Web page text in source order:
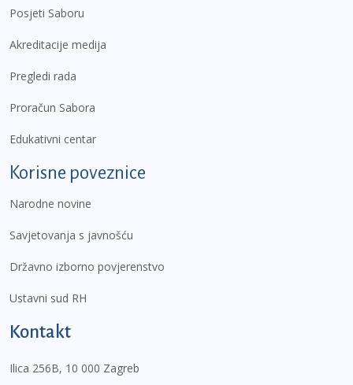
Posjeti Saboru
Akreditacije medija
Pregledi rada
Proračun Sabora
Edukativni centar
Korisne poveznice
Narodne novine
Savjetovanja s javnošću
Državno izborno povjerenstvo
Ustavni sud RH
Kontakt
Ilica 256B, 10 000 Zagreb